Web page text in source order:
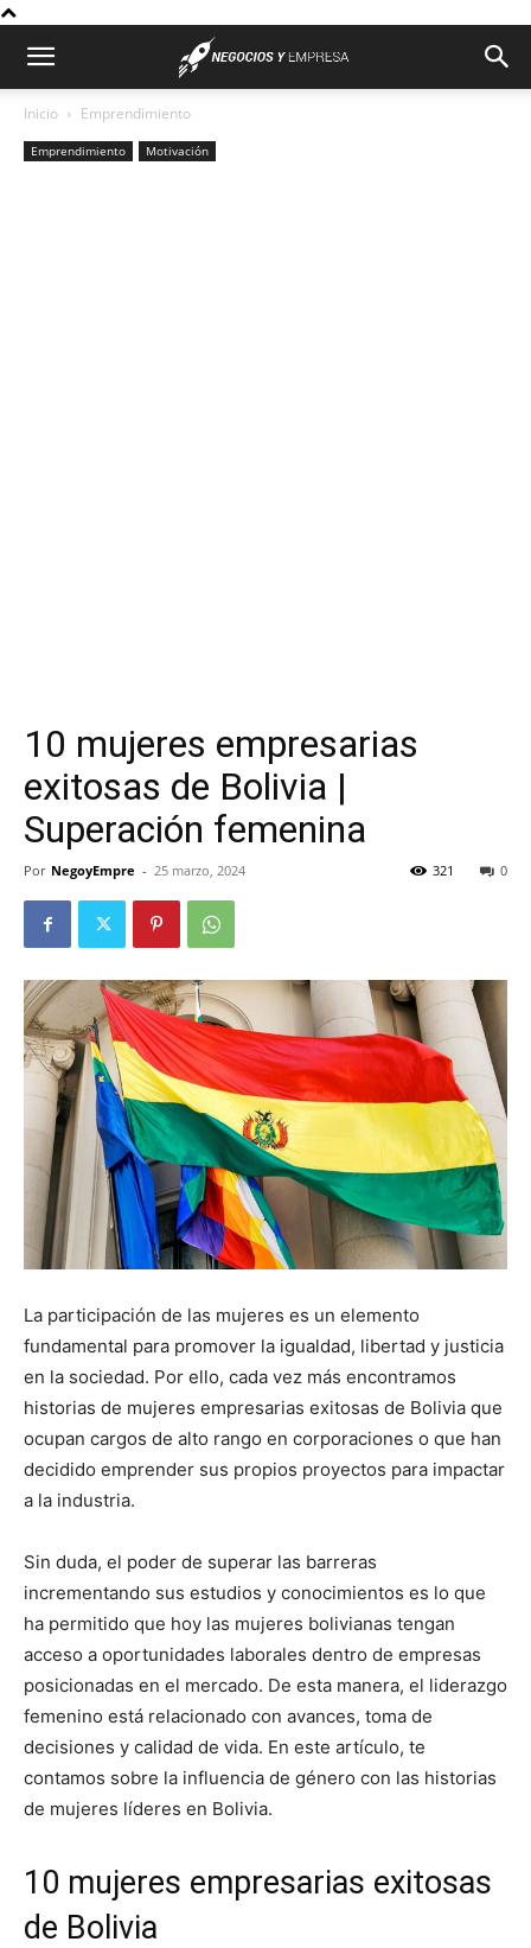
Inicio Emprendimiento
Emprendimiento Motivación
10 mujeres empresarias
exitosas de Bolivia |
Superación femenina
Por NegoyEmpre - 25 marzo, 2024 0
321
La participación de las mujeres es un elemento
fundamental para promover la igualdad, libertad y justicia
en la sociedad. Por ello, cada vez más encontramos
historias de mujeres empresarias exitosas de Bolivia que
ocupan cargos de alto rango en corporaciones o que han
decidido emprender sus propios proyectos para impactar
a la industria.
Sin duda, el poder de superar las barreras
incrementando sus estudios y conocimientos es lo que
ha permitido que hoy las mujeres bolivianas tengan
acceso a oportunidades laborales dentro de empresas
posicionadas en el mercado. De esta manera, el liderazgo
femenino está relacionado con avances, toma de
decisiones y calidad de vida. En este artículo, te
contamos sobre la influencia de género con las historias
de mujeres líderes en Bolivia.
10 mujeres empresarias exitosas
de Bolivia